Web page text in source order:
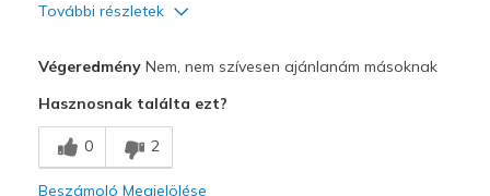
További részletek
Durable
Legjobb használat
VégeredményNem, nem szívesen ajánlanám másoknak
Hasznosnak találta ezt?
0 2
Beszámoló Megjelölése